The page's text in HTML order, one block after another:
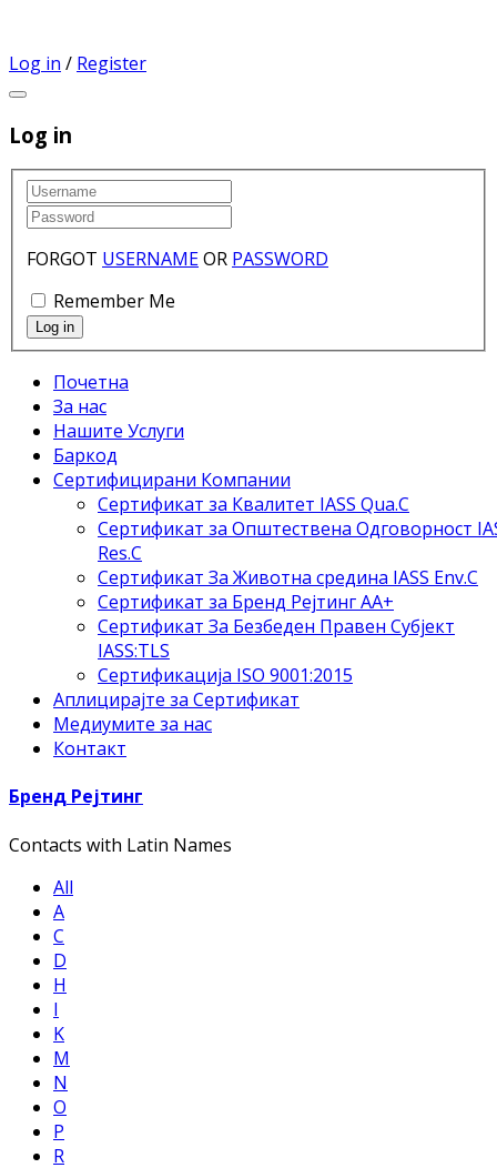
Log in / Register
Log in
FORGOT USERNAMEOR PASSWORD
Remember Me
Почетна
За нас
Нашите Услуги
Баркод
Сертифицирани Компании
Сертификат за Квалитет IASS Qua.C
Сертификат за Општествена Одговорност
Res.C
Сертификат За Животна средина IASS Env.C
Сертификат за Бренд Рејтинг АА+
Сертификат За Безбеден Правен Субјект
IASS:TLS
Сертификација ISO 9001:2015
Аплицирајте за Сертификат
Медиумите за нас
Контакт
Бренд Рејтинг
Contacts with Latin Names
All
A
C
D
H
I
K
M
N
O
P
R